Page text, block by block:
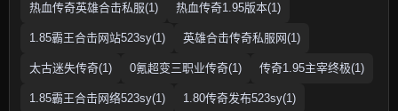
热血传奇英雄合击私服(1) 热血传奇1.95版本(1)
1.85霸王合击网站523sy(1) 英雄合击传奇私服网(1)
太古迷失传奇(1) 0氪超变三职业传奇(1) 传奇1.95主宰终极(1)
1.85霸王合击网络523sy(1) 1.80传奇发布523sy(1)